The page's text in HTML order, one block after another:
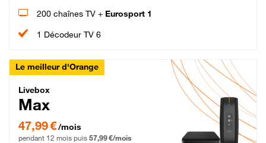
200 chaînes TV + Eurosport 1
1 Décodeur TV 6
Le meilleur d'Orange
Livebox Max Fibre
Livebox
Max
47,99 € par mois pendant 12 mois puis 57,99 € par mois, Engagement 12 mois
47,99 €/mois
pendant 12 mois puis 57,99 €/mois